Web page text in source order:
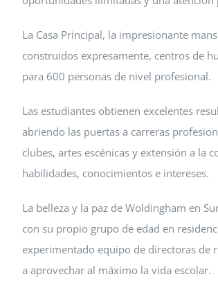
La Casa Principal, la impresionante
construidos expresamente, centros de
para 600 personas de nivel profesional.
Las estudiantes obtienen excelentes
abriendo las puertas a carreras
clubes, artes escénicas y extensión a la
habilidades, conocimientos e intereses.
La belleza y la paz de Woldingham en
con su propio grupo de edad en
experimentado equipo de directoras de
a aprovechar al máximo la vida escolar.